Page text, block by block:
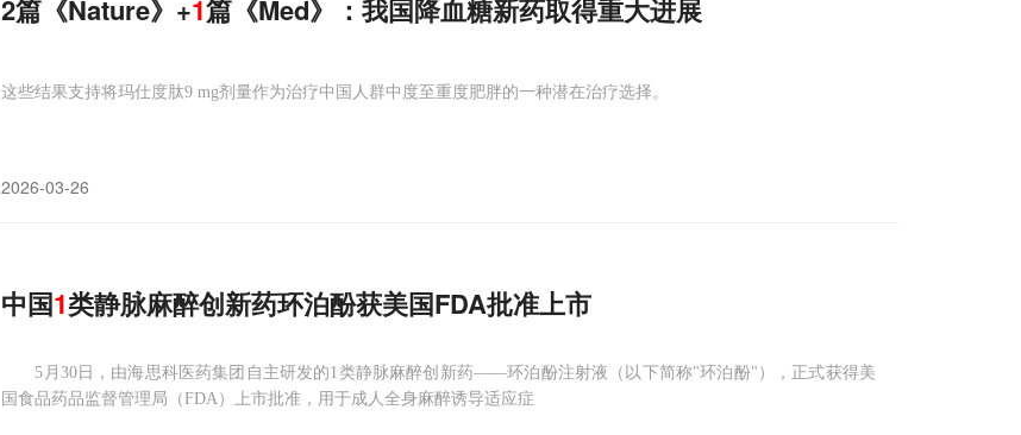
2篇《Nature》+1篇《Med》：我国降血糖新药取得重大进展
这些结果支持将玛仕度肽9 mg剂量作为治疗中国人群中度至重度肥胖的一种潜在治疗选择。
2026-03-26
中国1类静脉麻醉创新药环泊酚获美国FDA批准上市
5月30日，由海思科医药集团自主研发的1类静脉麻醉创新药——环泊酚注射液（以下简称"环泊酚"），正式获得美
国食品药品监督管理局（FDA）上市批准，用于成人全身麻醉诱导适应症